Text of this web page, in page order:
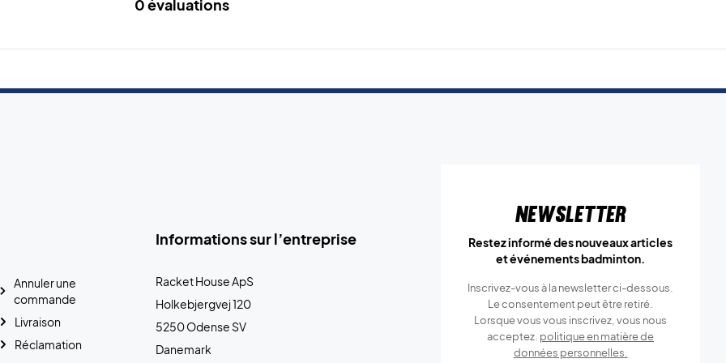
0 évaluations
Informations sur l’entreprise
Racket House ApS
Holkebjergvej 120
5250 Odense SV
Danemark
Annuler une
commande
Livraison
Réclamation
Newsletter
Restez informé des nouveaux articles
et événements badminton.
Inscrivez-vous à la newsletter ci-dessous.
Le consentement peut être retiré.
Lorsque vous vous inscrivez, vous nous
acceptez. politique en matière de
données personnelles.